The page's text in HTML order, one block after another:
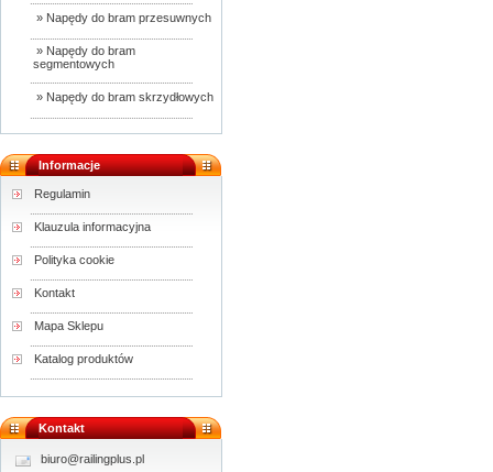
» Napędy do bram przesuwnych
» Napędy do bram
segmentowych
» Napędy do bram skrzydłowych
Informacje
Regulamin
Klauzula informacyjna
Polityka cookie
Kontakt
Mapa Sklepu
Katalog produktów
Kontakt
biuro@railingplus.pl